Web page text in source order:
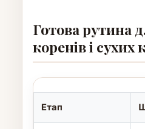
Готова рутина
коренів і сухих
Етап